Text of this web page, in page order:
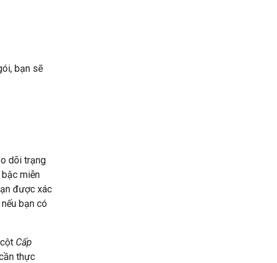
bạn sẽ
dõi trạng
miễn
được xác
bạn có
Cấp
thực